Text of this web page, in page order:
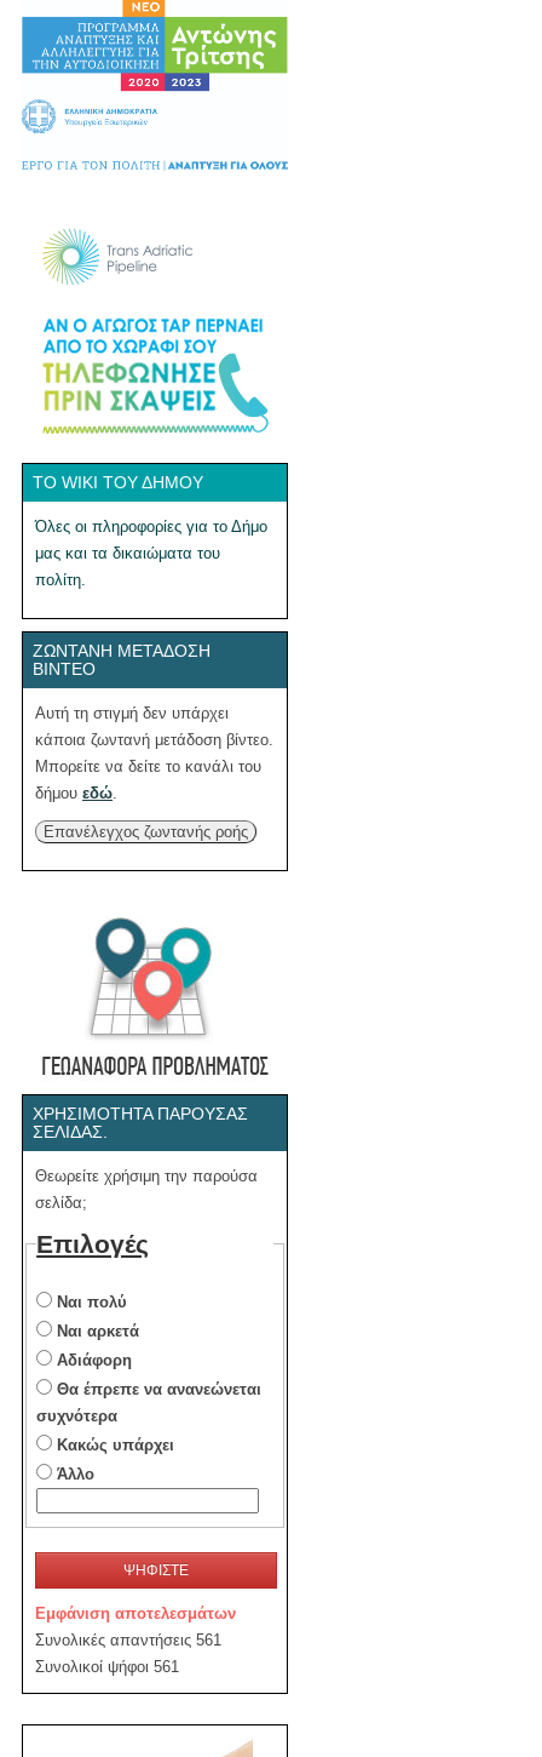
ΤΟ WIKI ΤΟΥ ΔΉΜΟΥ
Όλες οι πληροφορίες για το Δήμο
μας και τα δικαιώματα του
πολίτη.
ΖΩΝΤΑΝΉ ΜΕΤΆΔΟΣΗ
ΒΊΝΤΕΟ
Αυτή τη στιγμή δεν υπάρχει
κάποια ζωντανή μετάδοση βίντεο.
Μπορείτε να δείτε το κανάλι του
δήμου εδώ
Επανέλεγχος ζωντανής ροής
ΧΡΗΣΙΜΌΤΗΤΑ ΠΑΡΟΎΣΑΣ
ΣΕΛΊΔΑΣ.
Θεωρείτε χρήσιμη την παρούσα
σελίδα;
Επιλογές
Ναι πολύ
Ναι αρκετά
Αδιάφορη
Θα έπρεπε να ανανεώνεται
συχνότερα
Κακώς υπάρχει
Άλλο
ΨΗΦΙΣΤΕ
Εμφάνιση αποτελεσμάτων
Συνολικές απαντήσεις 561
Συνολικοί ψήφοι 561